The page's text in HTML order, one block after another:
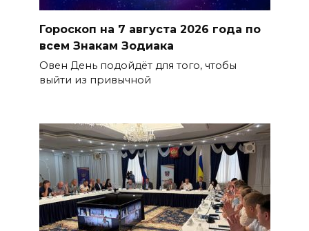
Гороскоп на 7 августа 2026 года по
всем Знакам Зодиака
Овен День подойдёт для того, чтобы
выйти из привычной